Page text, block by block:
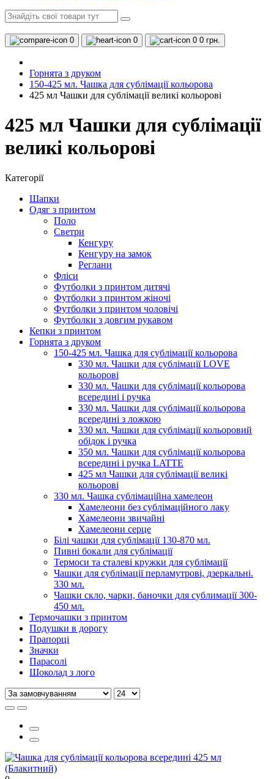
0 0 0 0 грн.
Горнята з друком
150-425 мл. Чашка для сублімації кольорова
425 мл Чашки для сублімації великі кольорові
425 мл Чашки для сублімації
великі кольорові
Категорії
Шапки
Одяг з принтом
Поло
Светри
Кенгуру
Кенгуру на замок
Реглани
Фліси
Футболки з принтом дитячі
Футболки з принтом жіночі
Футболки з принтом чоловічі
Футболки з довгим рукавом
Кепки з принтом
Горнята з друком
150-425 мл. Чашка для сублімації кольорова
330 мл. Чашки для сублімації LOVE
кольорові
330 мл. Чашки для сублімації кольорова
всередині і ручка
330 мл. Чашки для сублімації кольорова
всередині з ложкою
330 мл. Чашки для сублімації кольоровий
обідок і ручка
350 мл. Чашки для сублімації кольорова
всередині і ручка LATTE
425 мл Чашки для сублімації великі
кольорові
330 мл. Чашка сублімаційна хамелеон
Хамелеони без сублімаційного лаку
Хамелеони звичайні
Хамелеони серце
Білі чашки для сублімації 130-870 мл.
Пивні бокали для сублімації
Термоси та сталеві кружки для сублімації
Чашки для сублімації перламутрові, дзеркальні.
330 мл.
Чашки скло, чарки, баночки для сублимації 300-
450 мл.
Термочашки з принтом
Подушки в дорогу
Прапорці
Значки
Парасолі
Шоколад з лого